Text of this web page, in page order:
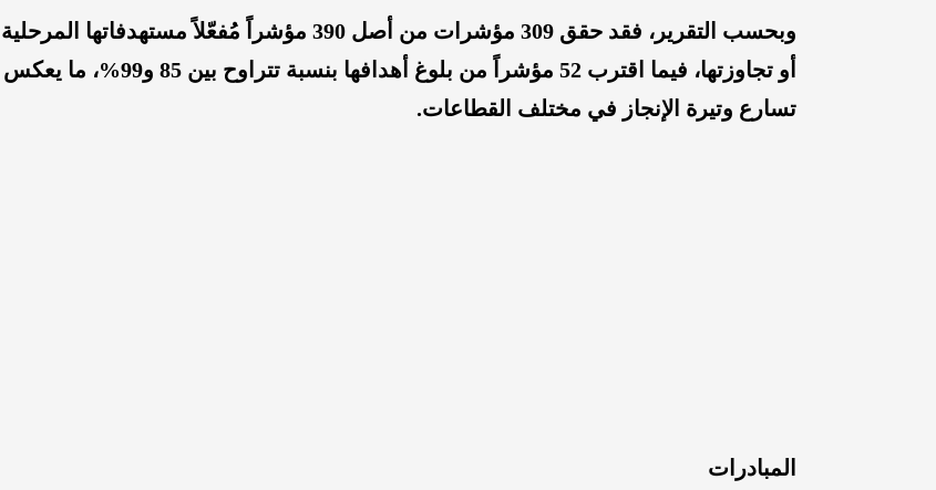
وبحسب التقرير، فقد حقق 309 مؤشرات من أصل 390 مؤشراً مُفعّلاً مستهدفاتها المرحلية
أو تجاوزتها، فيما اقترب 52 مؤشراً من بلوغ أهدافها بنسبة تتراوح بين 85 و99%، ما يعكس
تسارع وتيرة الإنجاز في مختلف القطاعات.
المبادرات